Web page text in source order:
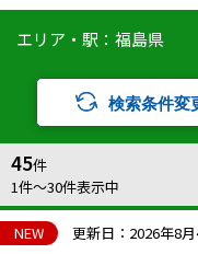
エリア・駅：福島県
検索条件変
45件
1件〜30件表示中
NEW 更新日：2026年8
障害者アスリート専門
ハイスキルな障害者の
求人を検索する
求人を紹介してもらう
スカウトを受ける
就労移行支援サービス